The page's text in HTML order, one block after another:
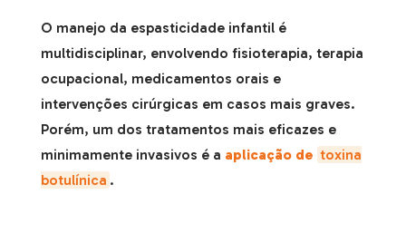
O manejo da espasticidade infantil é
multidisciplinar, envolvendo fisioterapia, terapia
ocupacional, medicamentos orais e
intervenções cirúrgicas em casos mais graves.
Porém, um dos tratamentos mais eficazes e
minimamente invasivos é a aplicação de toxina
botulínica .